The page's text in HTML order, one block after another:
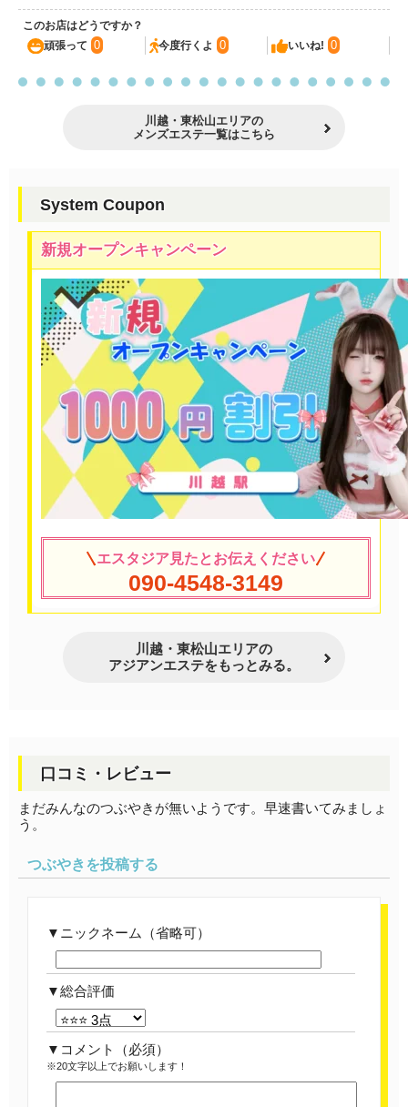
このお店はどうですか？
頑張って 0 今度行くよ 0 いいね! 0
川越・東松山エリアの
メンズエステ一覧はこちら
System Coupon
新規オープンキャンペーン
エスタジア見たとお伝えください
090-4548-3149
川越・東松山エリアの
アジアンエステをもっとみる。
口コミ・レビュー
まだみんなのつぶやきが無いようです。早速書いてみましょ
う。
つぶやきを投稿する
ニックネーム（省略可）
総合評価
コメント （必須）
※20文字以上でお願いします！